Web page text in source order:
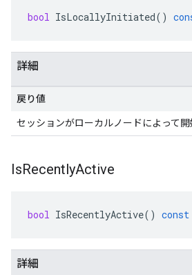
bool IsLocallyInitiated()
詳細
戻り値
セッションがローカルノードによって開
IsRecentlyActive
bool IsRecentlyActive() const
詳細